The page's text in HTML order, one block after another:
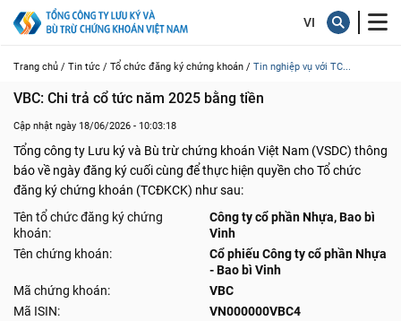
Trang chủ / Tin tức / Tổ chức đăng ký chứng khoán / Tin nghiệp vụ với TC...
VBC: Chi trả cổ tức năm 2025 bằng tiền
Cập nhật ngày 18/06/2026 - 10:03:18
Tổng công ty Lưu ký và Bù trừ chứng khoán Việt Nam (VSDC) thông
báo về ngày đăng ký cuối cùng để thực hiện quyền cho Tổ chức
đăng ký chứng khoán (TCĐKCK) như sau:
Tên tổ chức đăng ký chứng
khoán:
Công ty cổ phần Nhựa, Bao bì
Vinh
Tên chứng khoán:
Cổ phiếu Công ty cổ phần Nhựa
- Bao bì Vinh
Mã chứng khoán:
VBC
Mã ISIN:
VN000000VBC4